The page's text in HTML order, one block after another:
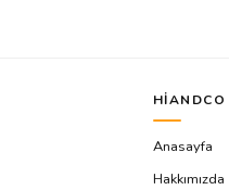
HIANDCO
Anasayfa
Hakkımızda